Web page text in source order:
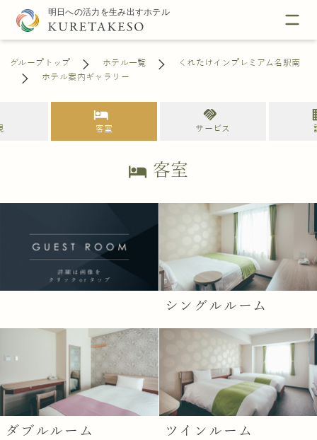
グループトップ ホテル一覧
くれたけインプレミアム名駅南
ホテル案内ギャラリー
hotel
客室
handshake
サービス
hotel 客室
シングルルーム
ダブルルーム ツインルーム